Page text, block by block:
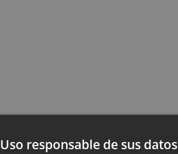
Uso responsable de sus datos